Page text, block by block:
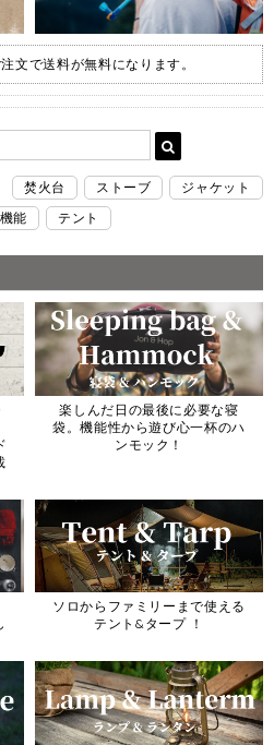
文で送料が無料になります。
焚火台 ストーブ
ジャケット
能 テント
楽しんだ日の最後に必要な寝
袋。機能性から遊び心一杯のハ
ンモック！
ソロからファミリーまで使える
テント&タープ ！